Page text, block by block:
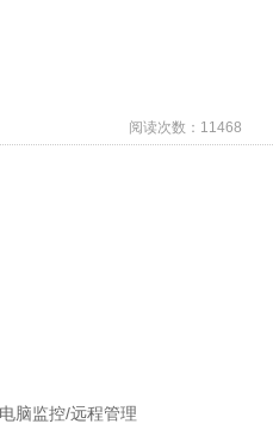
阅读次数： 11468
脑监控/远程管理